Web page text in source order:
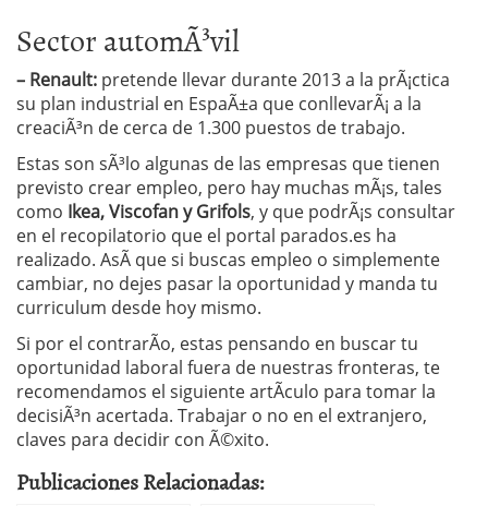
Sector automÃ³vil
– Renault: pretende llevar durante 2013 a la prÃ¡ctica
su plan industrial en EspaÃ±a que conllevarÃ¡ a la
creaciÃ³n de cerca de 1.300 puestos de trabajo.
Estas son sÃ³lo algunas de las empresas que tienen
previsto crear empleo, pero hay muchas mÃ¡s, tales
como Ikea, Viscofan y Grifols, y que podrÃ¡s consultar
en el recopilatorio que el portal parados.es ha
realizado. AsÃ­ que si buscas empleo o simplemente
cambiar, no dejes pasar la oportunidad y manda tu
curriculum desde hoy mismo.
Si por el contrarÃ­o, estas pensando en buscar tu
oportunidad laboral fuera de nuestras fronteras, te
recomendamos el siguiente artÃ­culo para tomar la
decisiÃ³n acertada. Trabajar o no en el extranjero,
claves para decidir con Ã©xito.
Publicaciones Relacionadas: